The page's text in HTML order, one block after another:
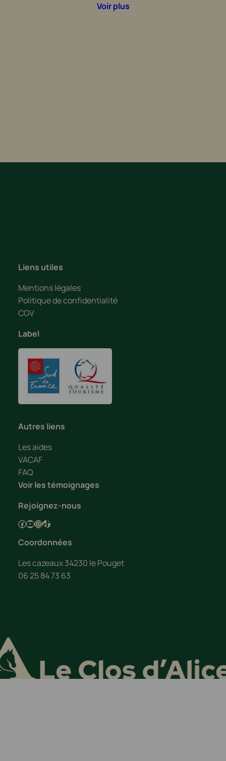
Voir plus
Liens utiles
Mentions légales
Politique de confidentialité
CGV
Label
Autres liens
Les aides
VACAF
FAQ
Voir les témoignages
Rejoignez-nous
Facebook YouTube InstagramTikTok
Coordonnées
Les cazeaux 34230 le Pouget
06 25 84 73 63